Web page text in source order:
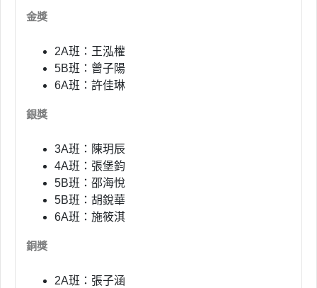
金獎
2A班：王泓權
5B班：曾子陽
6A班：許佳琳
銀獎
3A班：陳玥辰
4A班：張堡鈞
5B班：邵海悅
5B班：胡銳華
6A班：施筱淇
銅獎
2A班：張子涵